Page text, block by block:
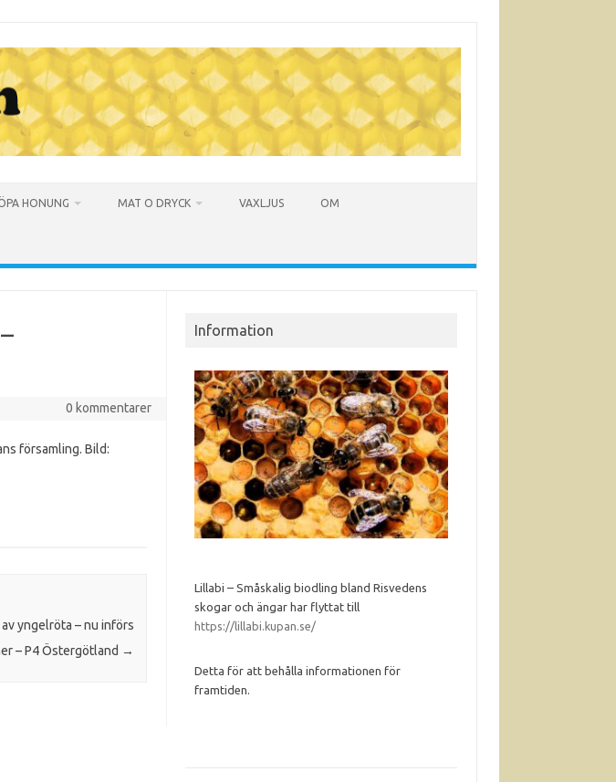
HONUNG MAT O DRYCK VAXLJUS OM
0 kommentarer
församling. Bild:
yngelröta – nu införs
– P4 Östergötland →
Information
Lillabi – Småskalig biodling bland Risvedens
skogar och ängar har flyttat till
https://lillabi.kupan.se/
Detta för att behålla informationen för
framtiden.